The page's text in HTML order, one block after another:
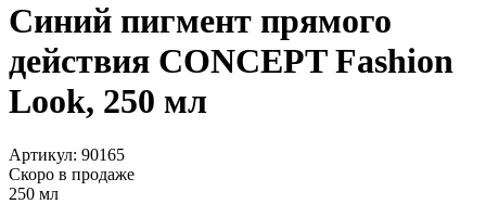
Синий пигмент прямого
действия CONCEPT Fashion
Look, 250 мл
Артикул: 90165
Скоро в продаже
250 мл